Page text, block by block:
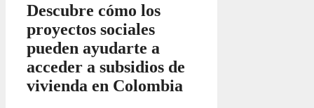
Descubre cómo los
proyectos sociales
pueden ayudarte a
acceder a subsidios de
vivienda en Colombia